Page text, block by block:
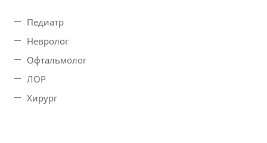
Педиатр
Невролог
Офтальмолог
ЛОР
Хирург